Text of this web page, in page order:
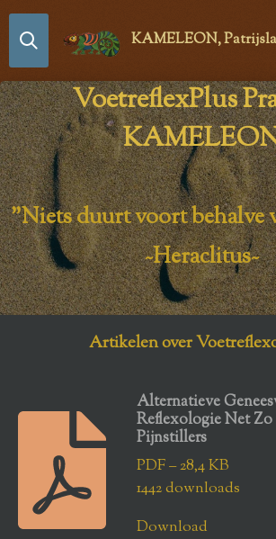
Ga
direct
naar
de
hoofdinhoud
VoetreflexPlus
"Niets duurt voort behalve
~Heraclitus~
Artikelen over
Alternatieve
Reflexologie Net
Pijnstillers
PDF – 28,4 KB
1442 downloads
Download